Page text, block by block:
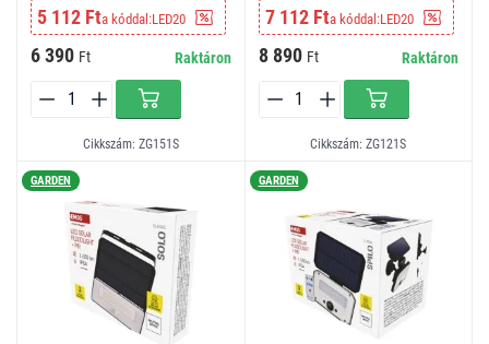
5 112 Fta kóddal:LED20
6 390 Ft Raktáron
Cikkszám: ZG151S
7 112 Fta kóddal:LED20
8 890 Ft Raktáron
Cikkszám: ZG121S
GARDEN GARDEN